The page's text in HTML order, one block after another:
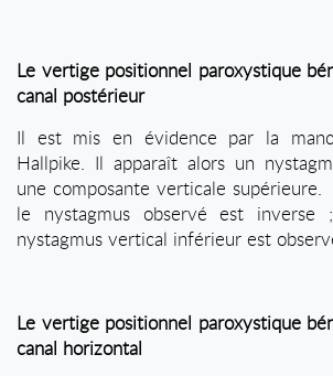
Le vertige positionnel paroxystique
canal postérieur
Il est mis en évidence par la
Hallpike. Il apparaît alors un
une composante verticale
le nystagmus observé est inverse
nystagmus vertical inférieur est
Le vertige positionnel paroxystique
canal horizontal